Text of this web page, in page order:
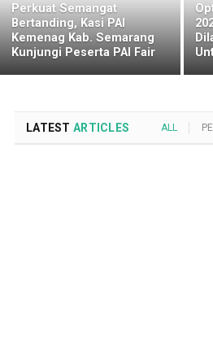
Perkuat Semangat
Bertanding, Kasi PAI
Kemenag Kab. Semarang
Kunjungi Peserta PAI Fair
LATEST ARTICLES ALL